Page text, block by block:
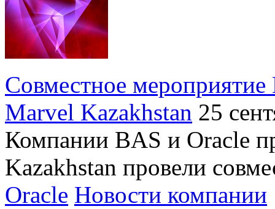
Совместное
Marvel Kazakhstan 25
Компании BAS и Oracle
Kazakhstan провели
Oracle Новости компании